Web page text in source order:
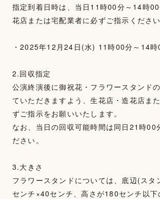
指定到着日時は、当日11時00分～14時
花店または宅配業者に必ずご指示ください
・2025年12月24日(水) 11時00分～14時
2.回収指定
公演終演後に御祝花・フラワースタンド
ていただきますよう、生花店・造花店ま
ずご指示をお願いいたします。
なお、当日の回収可能時間は同日21時00
ださい。
3.大きさ
フラワースタンドについては、底辺(スタ
センチ×40センチ、高さが180センチ以